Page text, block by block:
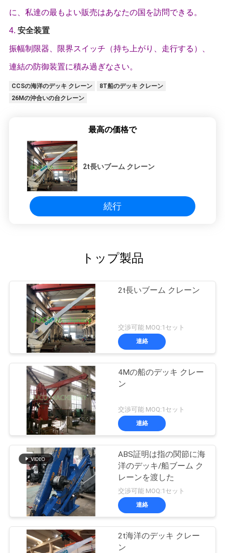
に、私達の最もよい販売はあなたの国を訪問できる。
4. 安全装置
振幅制限器、限界スイッチ（持ち上がり、走行する）、
連結の防御装置に積み過ぎなさい。
CCSの海洋のデッキ クレーン
8T船のデッキ クレーン
26Mの沖合いの台クレーン
最高の価格で
2t長いブーム クレーン
続行
トップ製品
2t長いブーム クレーン
交渉可能 MOQ:1セット
連絡
4Mの船のデッキ クレー
ン
交渉可能 MOQ:1セット
連絡
ABS証明は指の関節に海
洋のデッキ/船ブーム ク
レーンを渡した
交渉可能 MOQ:1セット
連絡
2t海洋のデッキ クレー
ン